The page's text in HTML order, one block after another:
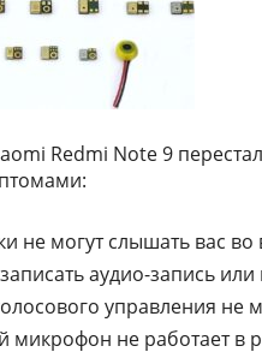
Redmi Note 9
не могут слышать вас
аудио-запись
управления не
микрофон не работает в